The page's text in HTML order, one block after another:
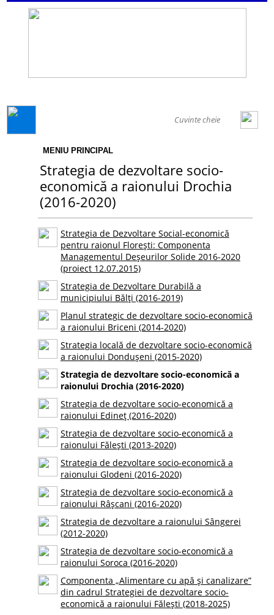
MENIU PRINCIPAL
Strategia de dezvoltare socio-
economică a raionului Drochia
(2016-2020)
Strategia de Dezvoltare Social-economică
pentru raionul Florești: Componenta
Managementul Deșeurilor Solide 2016-2020
(proiect 12.07.2015)
Strategia de Dezvoltare Durabilă a
municipiului Bălţi (2016-2019)
Planul strategic de dezvoltare socio-economică
a raionului Briceni (2014-2020)
Strategia locală de dezvoltare socio-economică
a raionului Dondușeni (2015-2020)
Strategia de dezvoltare socio-economică a
raionului Drochia (2016-2020)
Strategia de dezvoltare socio-economică a
raionului Edineț (2016-2020)
Strategia de dezvoltare socio-economică a
raionului Fălești (2013-2020)
Strategia de dezvoltare socio-economică a
raionului Glodeni (2016-2020)
Strategia de dezvoltare socio-economică a
raionului Râșcani (2016-2020)
Strategia de dezvoltare a raionului Sângerei
(2012-2020)
Strategia de dezvoltare socio-economică a
raionului Soroca (2016-2020)
Componenta „Alimentare cu apă și canalizare”
din cadrul Strategiei de dezvoltare socio-
economică a raionului Fălești (2018-2025)